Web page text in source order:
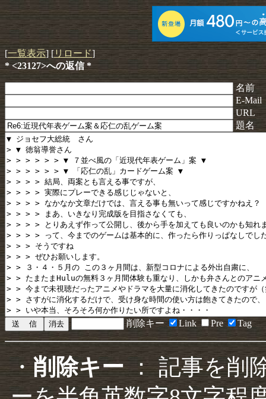
[一覧表示] [リロード]
* <23127>への返信 *
名前
E-Mail
URL
題名
削除キー Link Pre Tag
・削除キー： 記事を削